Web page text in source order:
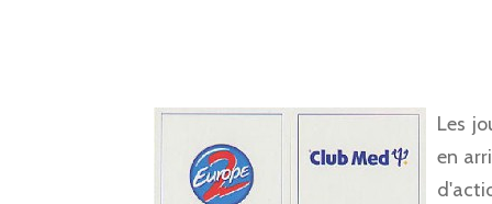
Les
en